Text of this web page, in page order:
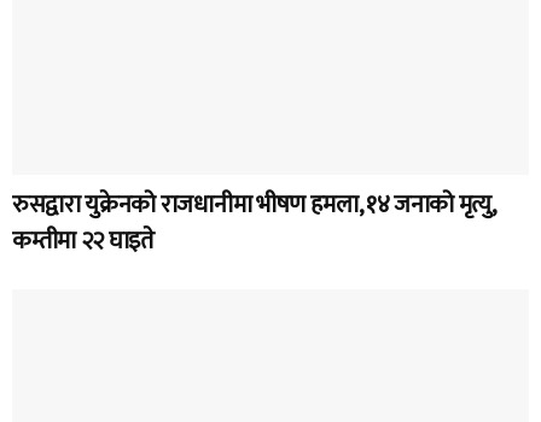
रुसद्वारा युक्रेनको राजधानीमा भीषण हमला, १४ जनाको मृत्यु,
कम्तीमा २२ घाइते